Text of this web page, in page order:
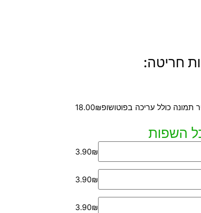
חריטה:
תמונה כולל עריכה בפוטושופ18.00₪
3.90₪
3.90₪
3.90₪